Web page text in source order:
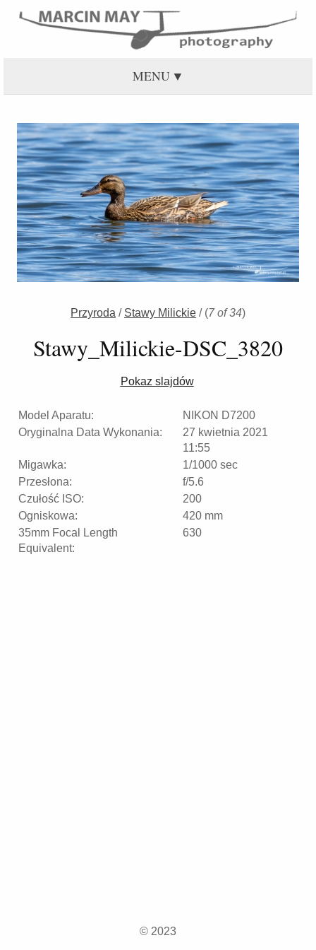
MENU
Przyroda / Stawy Milickie / (7 of 34)
Stawy_Milickie-DSC_3820
Pokaz slajdów
Model Aparatu:
NIKON D7200
Oryginalna Data Wykonania:
27 kwietnia 2021
11:55
Migawka:
1/1000 sec
Przesłona:
f/5.6
Czułość ISO:
200
Ogniskowa:
420 mm
35mm Focal Length
Equivalent:
630
© 2023